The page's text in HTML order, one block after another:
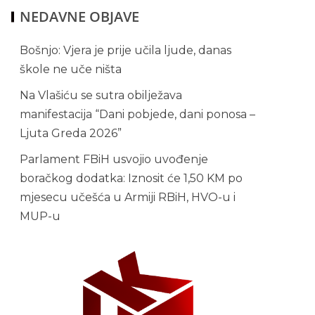
NEDAVNE OBJAVE
Bošnjo: Vjera je prije učila ljude, danas
škole ne uče ništa
Na Vlašiću se sutra obilježava
manifestacija “Dani pobjede, dani ponosa –
Ljuta Greda 2026”
Parlament FBiH usvojio uvođenje
boračkog dodatka: Iznosit će 1,50 KM po
mjesecu učešća u Armiji RBiH, HVO-u i
MUP-u